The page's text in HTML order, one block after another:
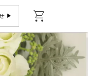
▶︎ shopping_cart